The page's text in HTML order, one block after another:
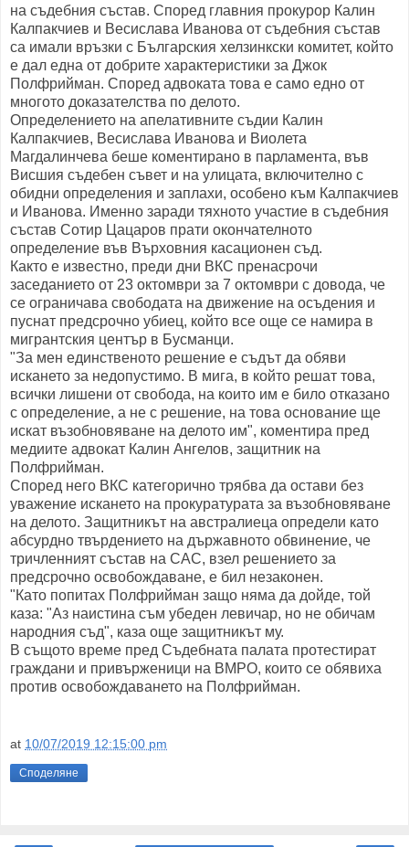
на съдебния състав. Според главния прокурор Калин
Калпакчиев и Весислава Иванова от съдебния състав
са имали връзки с Българския хелзинкски комитет, който
е дал една от добрите характеристики за Джок
Полфрийман. Според адвоката това е само едно от
многото доказателства по делото.
Определението на апелативните съдии Калин
Калпакчиев, Весислава Иванова и Виолета
Магдалинчева беше коментирано в парламента, във
Висшия съдебен съвет и на улицата, включително с
обидни определения и заплахи, особено към Калпакчиев
и Иванова. Именно заради тяхното участие в съдебния
състав Сотир Цацаров прати окончателното
определение във Върховния касационен съд.
Както е известно, преди дни ВКС пренасрочи
заседанието от 23 октомври за 7 октомври с довода, че
се ограничава свободата на движение на осъдения и
пуснат предсрочно убиец, който все още се намира в
мигрантския център в Бусманци.
"За мен единственото решение е съдът да обяви
искането за недопустимо. В мига, в който решат това,
всички лишени от свобода, на които им е било отказано
с определение, а не с решение, на това основание ще
искат възобновяване на делото им", коментира пред
медиите адвокат Калин Ангелов, защитник на
Полфрийман.
Според него ВКС категорично трябва да остави без
уважение искането на прокуратурата за възобновяване
на делото. Защитникът на австралиеца определи като
абсурдно твърдението на държавното обвинение, че
тричленният състав на САС, взел решението за
предсрочно освобождаване, е бил незаконен.
"Като попитах Полфрийман защо няма да дойде, той
каза: "Аз наистина съм убеден левичар, но не обичам
народния съд", каза още защитникът му.
В същото време пред Съдебната палата протестират
граждани и привърженици на ВМРО, които се обявиха
против освобождаването на Полфрийман.
at 10/07/2019 12:15:00 pm
Споделяне